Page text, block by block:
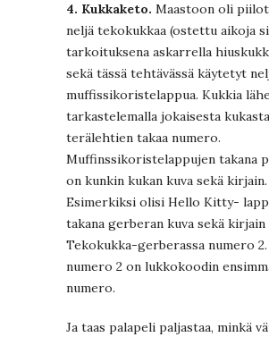
4. Kukkaketo. Maastoon oli
neljä tekokukkaa (ostettu aikoja
tarkoituksena askarrella
sekä tässä tehtävässä käytetyt
muffissikoristelappua. Kukkia
tarkastelemalla jokaisesta
terälehtien takaa numero.
Muffinssikoristelappujen takana
on kunkin kukan kuva sekä kirjain.
Esimerkiksi olisi Hello Kitty-
takana gerberan kuva sekä kirjain
Tekokukka-gerberassa numero
numero 2 on lukkokoodin
numero.
Ja taas palapeli paljastaa, minkä